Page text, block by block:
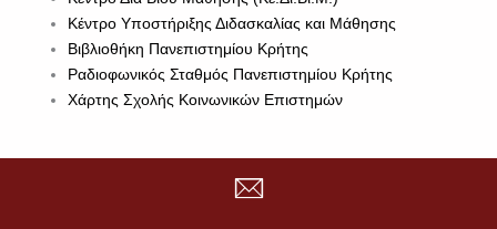
Κέντρο Υποστήριξης Διδασκαλίας και Μάθησης
Βιβλιοθήκη Πανεπιστημίου Κρήτης
Ραδιοφωνικός Σταθμός Πανεπιστημίου Κρήτης
Χάρτης Σχολής Κοινωνικών Επιστημών